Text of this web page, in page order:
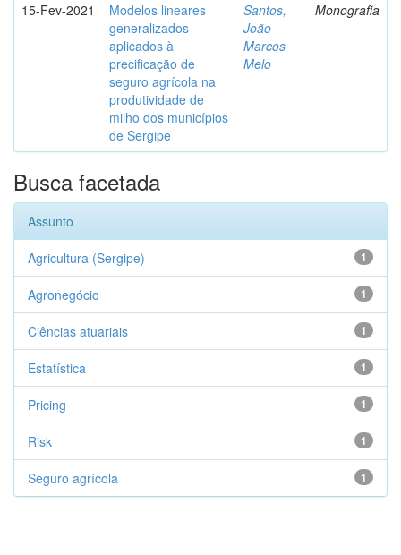
15-Fev-2021
Modelos lineares
generalizados
aplicados à
precificação de
seguro agrícola na
produtividade de
milho dos municípios
de Sergipe
Santos,
João
Marcos
Melo
Monografia
Busca facetada
Assunto
1
Agricultura (Sergipe)
1
Agronegócio
1
Ciências atuariais
1
Estatística
1
Pricing
1
Risk
1
Seguro agrícola